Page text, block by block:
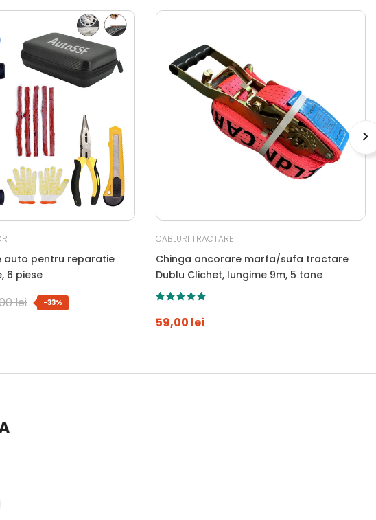
auto pentru reparatie
6 piese
lei -33%
CABLURI TRACTARE
Chinga ancorare marfa/sufa tractare
Dublu Clichet, lungime 9m, 5 tone
59,00 lei